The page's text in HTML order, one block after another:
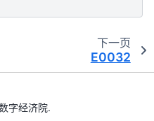
下一页
E0032
字经济院.